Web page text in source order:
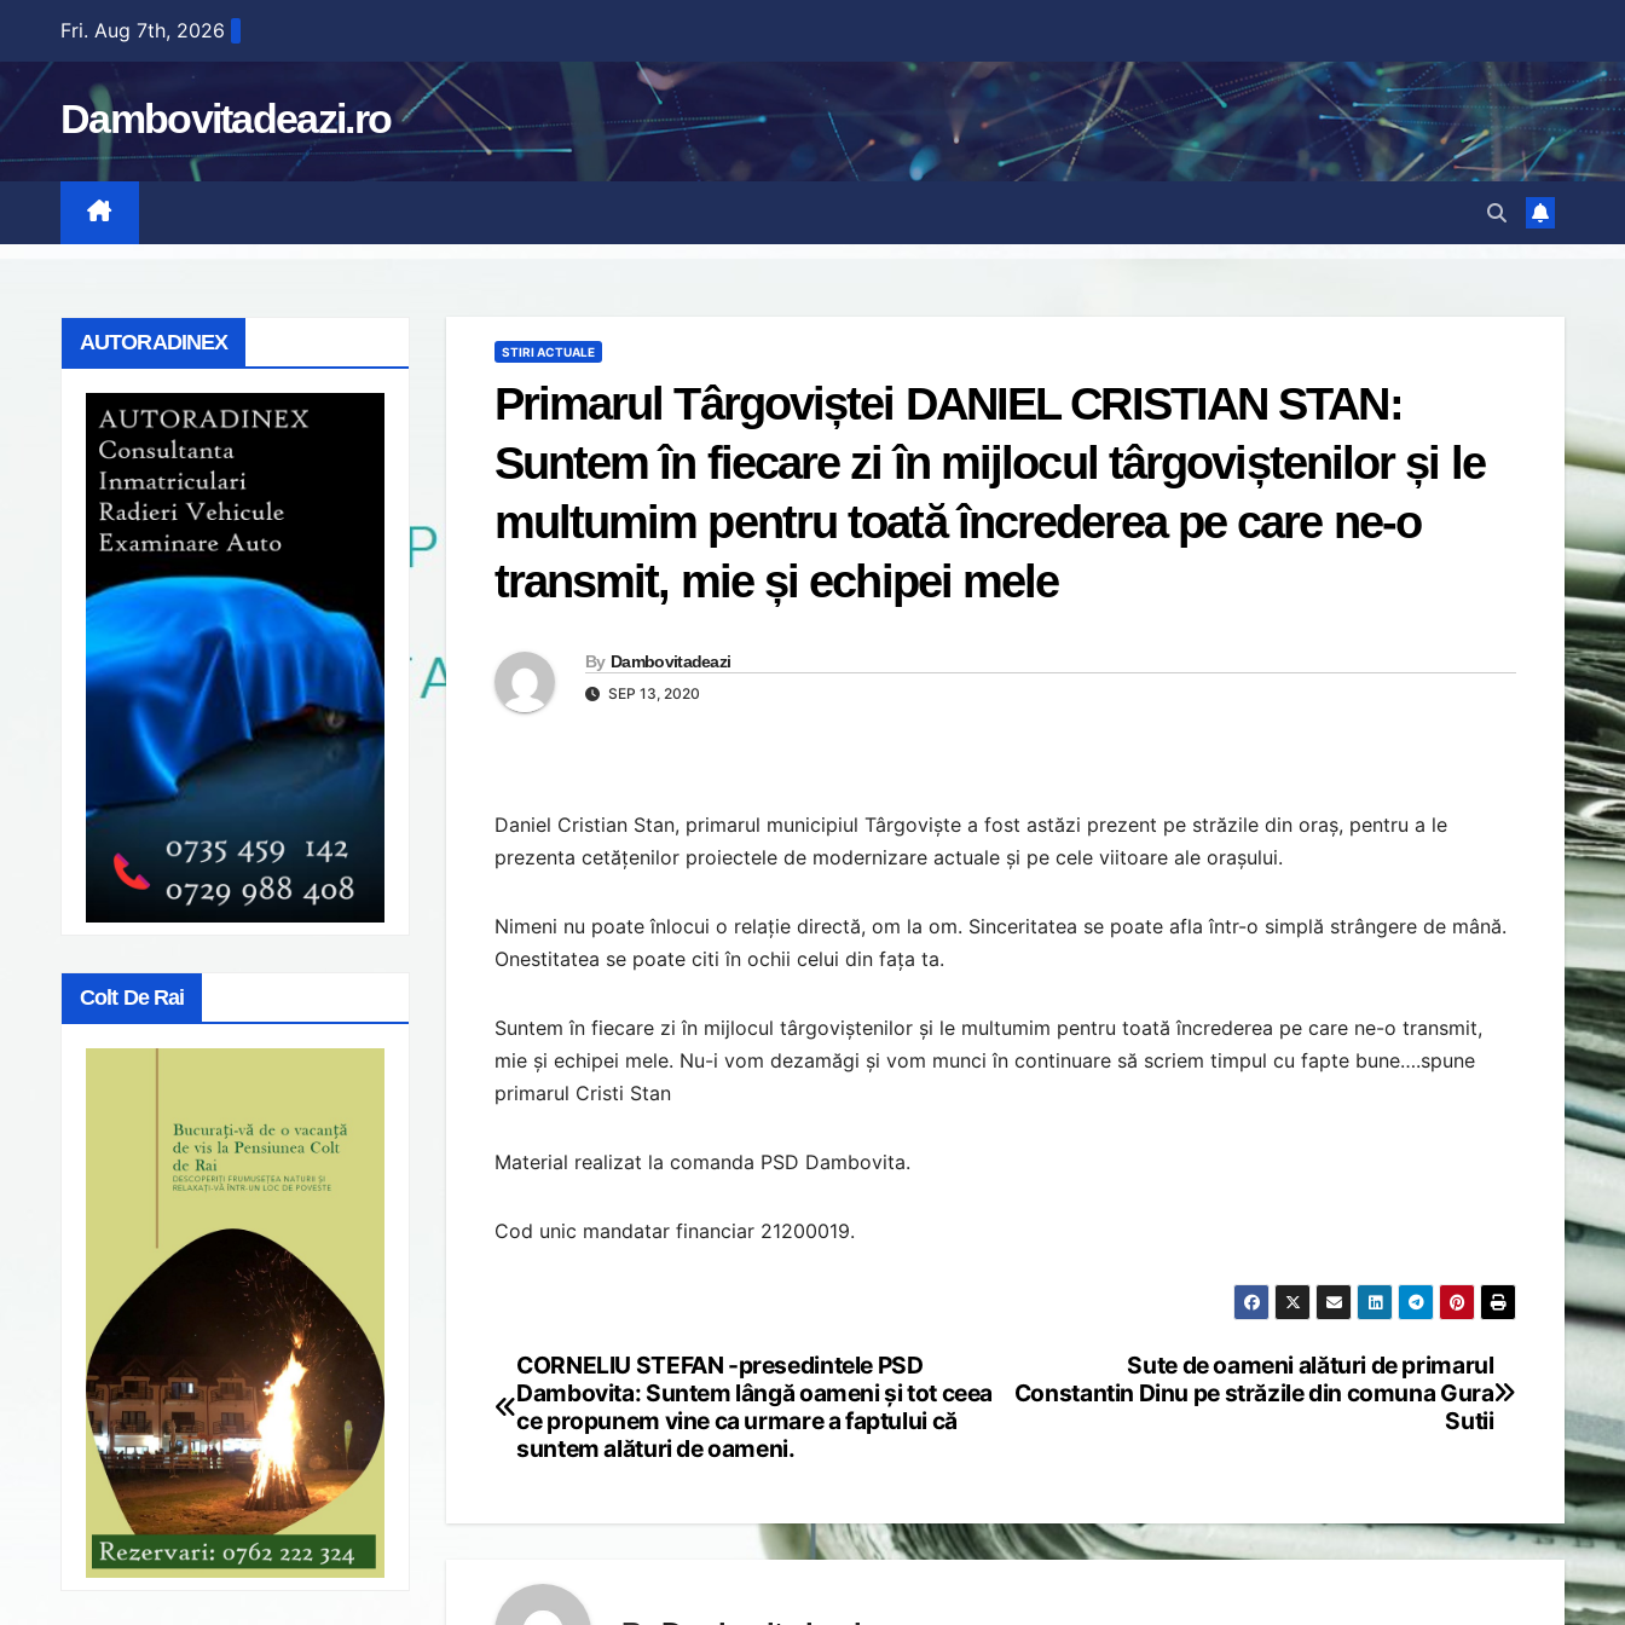
content
Fri. Aug 7th, 2026
Dambovitadeazi.ro
AUTORADINEX
Colt De Rai
STIRI ACTUALE
Primarul Târgoviștei DANIEL CRISTIAN STAN:
Suntem în fiecare zi în mijlocul târgoviștenilor și le
multumim pentru toată încrederea pe care ne-o
transmit, mie și echipei mele
By Dambovitadeazi
SEP 13, 2020
Daniel Cristian Stan, primarul municipiul Târgoviște a fost astăzi prezent pe străzile din oraș, pentru a le
prezenta cetățenilor proiectele de modernizare actuale și pe cele viitoare ale orașului.
Nimeni nu poate înlocui o relație directă, om la om. Sinceritatea se poate afla într-o simplă strângere de mână.
Onestitatea se poate citi în ochii celui din fața ta.
Suntem în fiecare zi în mijlocul târgoviștenilor și le multumim pentru toată încrederea pe care ne-o transmit,
mie și echipei mele. Nu-i vom dezamăgi și vom munci în continuare să scriem timpul cu fapte bune….spune
primarul Cristi Stan
Material realizat la comanda PSD Dambovita.
Cod unic mandatar financiar 21200019.
Post
navigation
Sute de oameni alături de primarul
Constantin Dinu pe străzile din comuna Gura
Sutii
CORNELIU STEFAN -presedintele PSD
Dambovita: Suntem lângă oameni și tot ceea
ce propunem vine ca urmare a faptului că
suntem alături de oameni.